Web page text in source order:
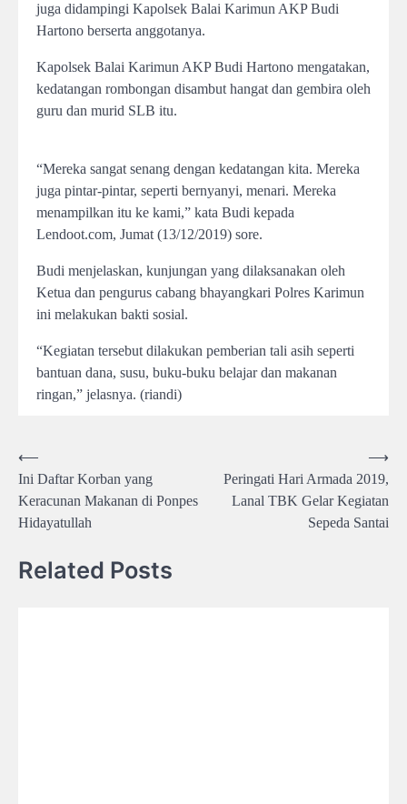
juga didampingi Kapolsek Balai Karimun AKP Budi
Hartono berserta anggotanya.
Kapolsek Balai Karimun AKP Budi Hartono mengatakan,
kedatangan rombongan disambut hangat dan gembira oleh
guru dan murid SLB itu.
“Mereka sangat senang dengan kedatangan kita. Mereka
juga pintar-pintar, seperti bernyanyi, menari. Mereka
menampilkan itu ke kami,” kata Budi kepada
Lendoot.com, Jumat (13/12/2019) sore.
Budi menjelaskan, kunjungan yang dilaksanakan oleh
Ketua dan pengurus cabang bhayangkari Polres Karimun
ini melakukan bakti sosial.
“Kegiatan tersebut dilakukan pemberian tali asih seperti
bantuan dana, susu, buku-buku belajar dan makanan
ringan,” jelasnya. (riandi)
Post
navigation
⟵
Ini Daftar Korban yang
Keracunan Makanan di Ponpes
Hidayatullah
Peringati Hari Armada 2019,
Lanal TBK Gelar Kegiatan
Sepeda Santai
⟶
Related Posts